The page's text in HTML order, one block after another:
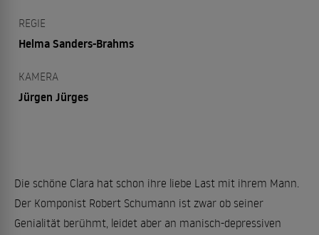
REGIE
Helma Sanders-Brahms
KAMERA
Jürgen Jürges
Die schöne Clara hat schon ihre liebe Last mit ihrem Mann.
Der Komponist Robert Schumann ist zwar ob seiner
Genialität berühmt, leidet aber an manisch-depressiven